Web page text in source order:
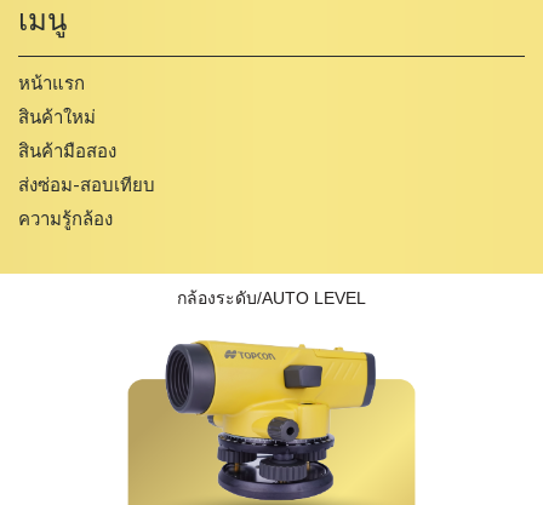
เมนู
หน้าแรก
สินค้าใหม่
สินค้ามือสอง
ส่งซ่อม-สอบเทียบ
ความรู้กล้อง
กล้องระดับ/AUTO LEVEL